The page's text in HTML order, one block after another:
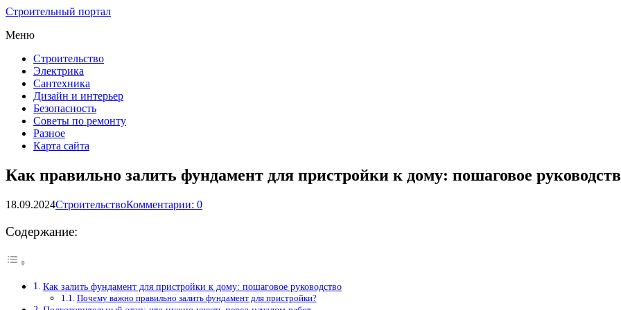
Строительный портал
Меню
Строительство
Электрика
Сантехника
Дизайн и интерьер
Безопасность
Советы по ремонту
Разное
Карта сайта
Как правильно залить фундамент для пристройки к дому: пошаговое
18.09.2024СтроительствоКомментарии: 0
Содержание:
Как залить фундамент для пристройки к дому: пошаговое руководство
Почему важно правильно залить фундамент для пристройки?